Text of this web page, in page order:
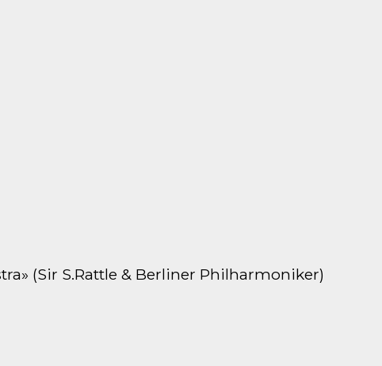
(Sir S.Rattle & Berliner Philharmoniker)